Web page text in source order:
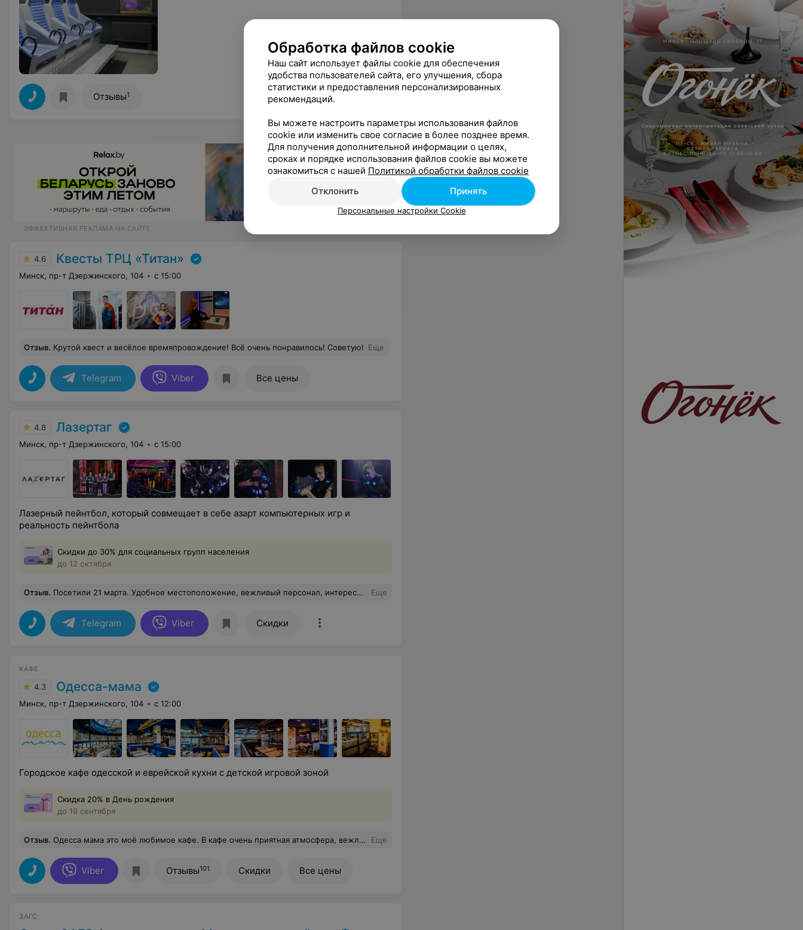
Отзывы1
ЭФФЕКТИВНАЯ РЕКЛАМА НА САЙТЕ
4.6 Квесты ТРЦ «Титан»
Минск, пр-т Дзержинского, 104 с 15:00
Отзыв. Крутой квест и весёлое времяпровождение! Всё очень понравилось! Советую! Еще
Telegram Viber Все цены
4.8 Лазертаг
Минск, пр-т Дзержинского, 104 с 15:00
Лазерный пейнтбол, который совмещает в себе азарт компьютерных игр и
реальность пейнтбола
Скидки до 30% для социальных групп населения
до 12 октября
Отзыв. Посетили 21 марта. Удобное местоположение, вежливый персонал, интересная игра. Детям понравилось. Рекомендую Еще
Telegram Viber Скидки
КАФЕ
4.3 Одесса-мама
Минск, пр-т Дзержинского, 104 с 12:00
Городское кафе одесской и еврейской кухни с детской игровой зоной
Скидка 20% в День рождения
до 19 сентября
Отзыв. Одесса мама это моё любимое кафе. В кафе очень приятная атмосфера, вежливый и внимательный персонал и очень вкусная еда! Я лично заказывал борщ и такого вкусного борща я не ел никогда! Еще
Viber Отзывы101 Скидки Все цены
ЗАГС
Обработка файлов cookie
Наш сайт использует файлы cookie для обеспечения
удобства пользователей сайта, его улучшения, сбора
статистики и предоставления персонализированных
рекомендаций.
Вы можете настроить параметры использования файлов
cookie или изменить свое согласие в более позднее время.
Для получения дополнительной информации о целях,
сроках и порядке использования файлов cookie вы можете
ознакомиться с нашей Политикой обработки файлов cookie
Отклонить
Принять
Персональные настройки Cookie